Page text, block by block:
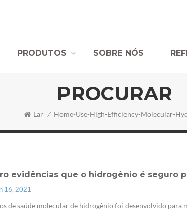
PRODUTOS SOBRE NÓS
PROCURAR
Lar /
evidências que o hidrogênio é seguro
16, 2021
de saúde molecular de hidrogênio foi desenvolvido